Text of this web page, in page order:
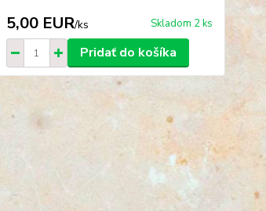
5,00 EUR/ks Skladom 2 ks
Pridať do košíka